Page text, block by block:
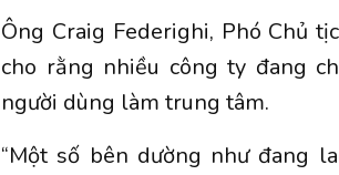
Ông Craig Federighi, Phó Chủ
cho rằng nhiều công ty đang
người dùng làm trung tâm.
“Một số bên dường như đang